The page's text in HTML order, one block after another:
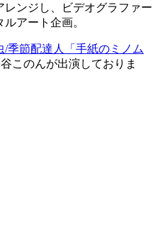
レンジし、ビデオグラファー
アート企画。
/季節配達人「手紙のミノム
このんが出演しておりま